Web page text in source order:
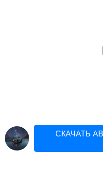
СКАЧАТЬ